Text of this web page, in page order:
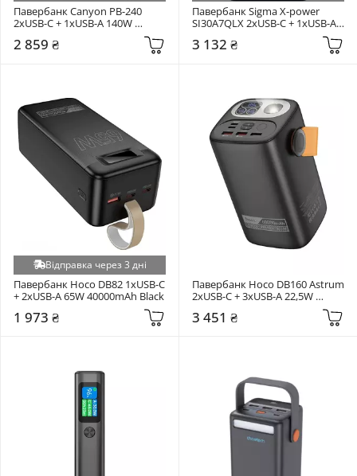
Павербанк Canyon PB-240
2xUSB-C + 1xUSB-A 140W
2 859 ₴
Павербанк Sigma X-power
SI30A7QLX 2xUSB-C + 1xUSB-A
3 132 ₴
Відправка через 3 дні
Павербанк Hoco DB82 1xUSB-C
+ 2xUSB-A 65W 40000mAh Black
1 973 ₴
Павербанк Hoco DB160 Astrum
2xUSB-C + 3xUSB-A 22,5W
3 451 ₴